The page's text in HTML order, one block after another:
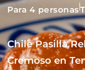
Para 4 personas
Chile Pasilla
Cremoso en